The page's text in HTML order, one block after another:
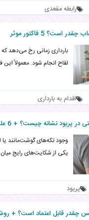
رابطه مقعدی
است؟ 5 فاکتور موثر
بارداری زمانی رخ می‌دهد
لقاح انجام شود. معمولاً
اقدام به بارداری
پریود نشانه چیست؟ + 6 علت
وجود تکه‌های گوشت‌مانند یا
یکی از شکایت‌های رایج
پریود
چقدر قابل اعتماد است؟ +